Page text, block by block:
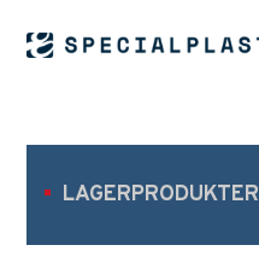
LAGERPRODUKTER